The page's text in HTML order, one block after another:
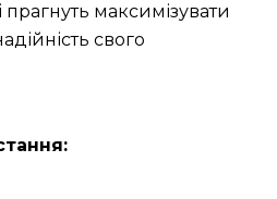
прагнуть максимізувати
свого